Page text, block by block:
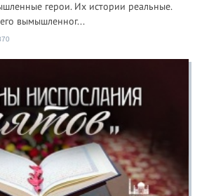
герои. Их истории реальные.
вымышленног...